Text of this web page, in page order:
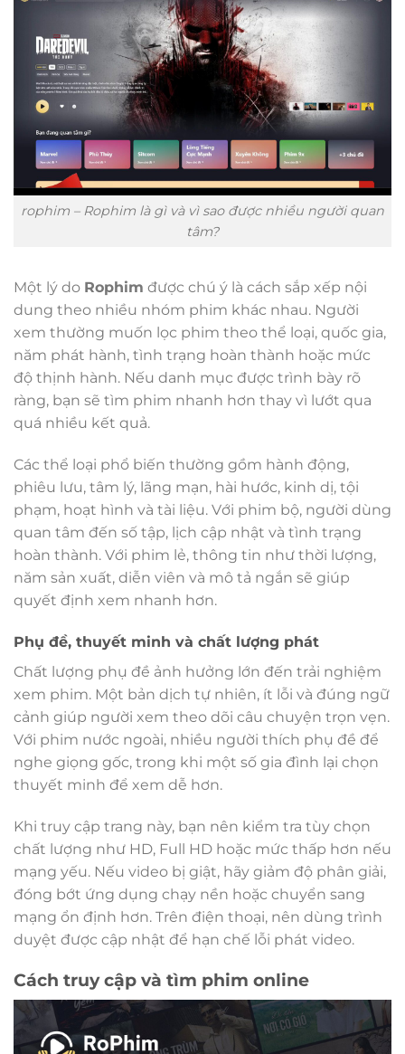
rophim – Rophim là gì và vì sao được nhiều người quan
tâm?
Một lý do Rophim được chú ý là cách sắp xếp nội
dung theo nhiều nhóm phim khác nhau. Người
xem thường muốn lọc phim theo thể loại, quốc gia,
năm phát hành, tình trạng hoàn thành hoặc mức
độ thịnh hành. Nếu danh mục được trình bày rõ
ràng, bạn sẽ tìm phim nhanh hơn thay vì lướt qua
quá nhiều kết quả.
Các thể loại phổ biến thường gồm hành động,
phiêu lưu, tâm lý, lãng mạn, hài hước, kinh dị, tội
phạm, hoạt hình và tài liệu. Với phim bộ, người dùng
quan tâm đến số tập, lịch cập nhật và tình trạng
hoàn thành. Với phim lẻ, thông tin như thời lượng,
năm sản xuất, diễn viên và mô tả ngắn sẽ giúp
quyết định xem nhanh hơn.
Phụ đề, thuyết minh và chất lượng phát
Chất lượng phụ đề ảnh hưởng lớn đến trải nghiệm
xem phim. Một bản dịch tự nhiên, ít lỗi và đúng ngữ
cảnh giúp người xem theo dõi câu chuyện trọn vẹn.
Với phim nước ngoài, nhiều người thích phụ đề để
nghe giọng gốc, trong khi một số gia đình lại chọn
thuyết minh để xem dễ hơn.
Khi truy cập trang này, bạn nên kiểm tra tùy chọn
chất lượng như HD, Full HD hoặc mức thấp hơn nếu
mạng yếu. Nếu video bị giật, hãy giảm độ phân giải,
đóng bớt ứng dụng chạy nền hoặc chuyển sang
mạng ổn định hơn. Trên điện thoại, nên dùng trình
duyệt được cập nhật để hạn chế lỗi phát video.
Cách truy cập và tìm phim online